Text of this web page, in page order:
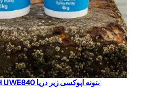
بتونه اپوکسی زیر دریا ECOPATCH UWE840